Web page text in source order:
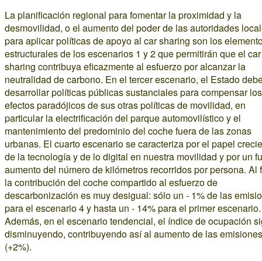
La planificación regional para fomentar la proximidad y la
desmovilidad, o el aumento del poder de las autoridades
para aplicar políticas de apoyo al car sharing son los
estructurales de los escenarios 1 y 2 que permitirán que el car
sharing contribuya eficazmente al esfuerzo por alcanzar la
neutralidad de carbono. En el tercer escenario, el Estado
desarrollar políticas públicas sustanciales para compensar los
efectos paradójicos de sus otras políticas de movilidad, en
particular la electrificación del parque automovilístico y el
mantenimiento del predominio del coche fuera de las zonas
urbanas. El cuarto escenario se caracteriza por el papel
de la tecnología y de lo digital en nuestra movilidad y por un
aumento del número de kilómetros recorridos por persona. Al
la contribución del coche compartido al esfuerzo de
descarbonización es muy desigual: sólo un - 1% de las
para el escenario 4 y hasta un - 14% para el primer escenario.
Además, en el escenario tendencial, el índice de ocupación
disminuyendo, contribuyendo así al aumento de las emisiones
(+2%).